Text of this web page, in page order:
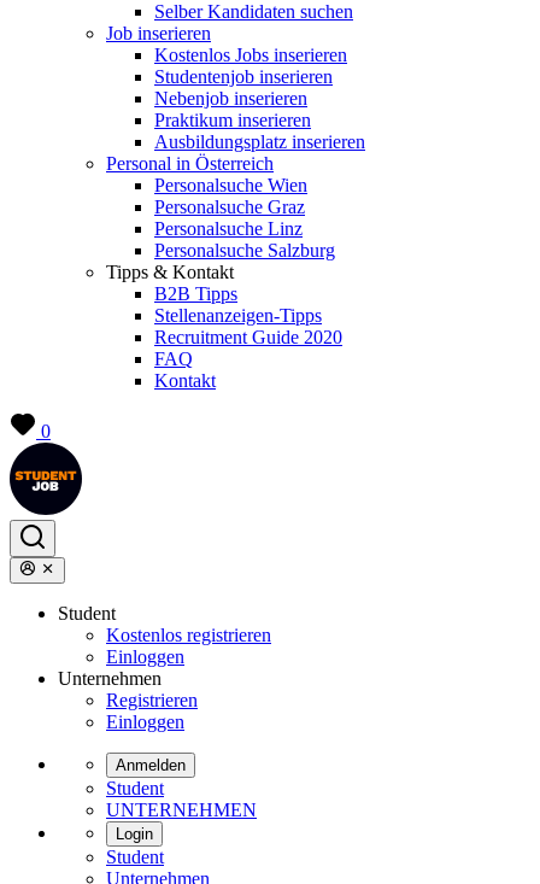
Selber Kandidaten suchen
Job inserieren
Kostenlos Jobs inserieren
Studentenjob inserieren
Nebenjob inserieren
Praktikum inserieren
Ausbildungsplatz inserieren
Personal in Österreich
Personalsuche Wien
Personalsuche Graz
Personalsuche Linz
Personalsuche Salzburg
Tipps & Kontakt
B2B Tipps
Stellenanzeigen-Tipps
Recruitment Guide 2020
FAQ
Kontakt
0
Student
Kostenlos registrieren
Einloggen
Unternehmen
Registrieren
Einloggen
Anmelden
Student
UNTERNEHMEN
Login
Student
Unternehmen